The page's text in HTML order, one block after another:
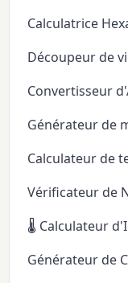
Calculatrice
Découpeur de
Convertisseur
Générateur de
Calculateur de
Vérificateur de
🌡️ Calculateur
Générateur de